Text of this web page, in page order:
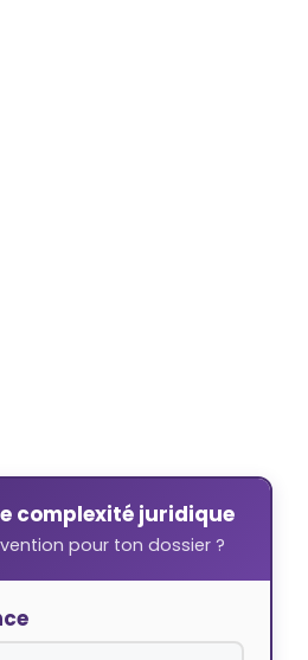
complexité juridique
pour ton dossier ?